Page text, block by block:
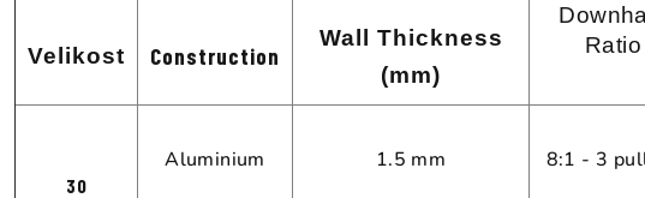
Velikost Construction
Wall Thickness
(mm)
Ratio
30
Aluminium 1.5 mm 8:1 - 3